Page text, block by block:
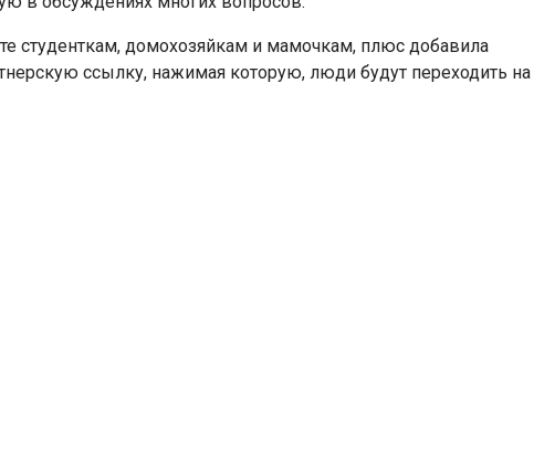
студенткам, домохозяйкам и мамочкам, плюс добавила
ссылку, нажимая которую, люди будут переходить на